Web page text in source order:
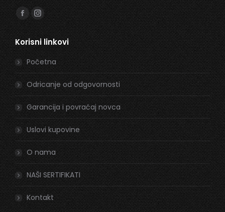
Find us on:
Facebook
page
opens
in
new
window
Instagram
page
opens
in
new
window
Korisni linkovi
Početna
Odricanje od odgovornosti
Garancija i povraćaj novca
Uslovi kupovine
O nama
NAŠI SERTIFIKATI
Kontakt